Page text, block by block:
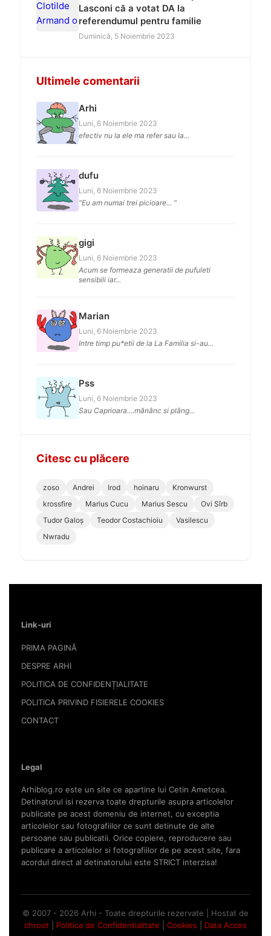
Lasconi că a votat DA la
referendumul pentru familie
Duminică, 5 Noiembrie 2023
Ultimele comentarii
Arhi
Luni, 6 Noiembrie 2023
efectiv nu la ele ma refer sau la...
dufu
Luni, 6 Noiembrie 2023
"Eu am numai trei picioare... "
gigi
Luni, 6 Noiembrie 2023
Acum se formeaza generatii de pufuleti
sensibili iar...
Marian
Luni, 6 Noiembrie 2023
Intre timp pu*etii de la La Familia si-au...
Pss
Luni, 6 Noiembrie 2023
Sau Caprioara....mănânc si plâng...
Citesc cu plăcere
zoso Andrei Irod hoinaru
Kronwurst
krossfire
Marius Cucu Marius Sescu
Ovi Sîrb
Tudor Galoș
Teodor Costachioiu
Vasilescu
Nwradu
Link-uri
PRIMA PAGINĂ
DESPRE ARHI
POLITICA DE CONFIDENȚIALITATE
POLITICA PRIVIND FISIERELE COOKIES
CONTACT
Legal
Arhiblog.ro este un site ce apartine lui Cetin Ametcea.
Detinatorul isi rezerva toate drepturile asupra articolelor
publicate pe acest domeniu de internet, cu exceptia
articolelor sau fotografiilor ce sunt detinute de alte
persoane sau publicatii. Orice copiere, reproducere sau
publicare a articolelor si fotografiilor de pe acest site, fara
acordul direct al detinatorului este STRICT interzisa!
© 2007 - 2026 Arhi - Toate drepturile rezervate | Hostat de
chroot
Politica de Confidentialitate Cookies Data Acces